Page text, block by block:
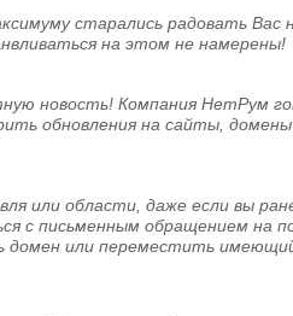
старались радовать
на этом не намерены!
новость! Компания НетРум
обновления на сайты, домены
или области, даже если вы
с письменным обращением на
домен или переместить